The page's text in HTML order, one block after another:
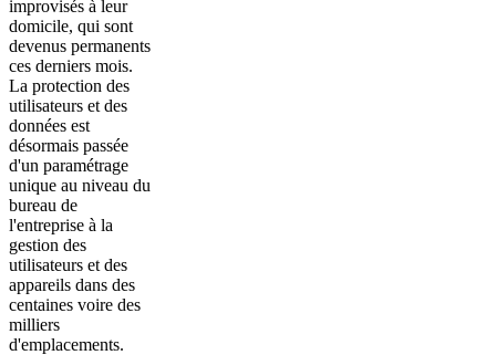
improvisés à leur
domicile, qui sont
devenus permanents
ces derniers mois.
La protection des
utilisateurs et des
données est
désormais passée
d'un paramétrage
unique au niveau du
bureau de
l'entreprise à la
gestion des
utilisateurs et des
appareils dans des
centaines voire des
milliers
d'emplacements.